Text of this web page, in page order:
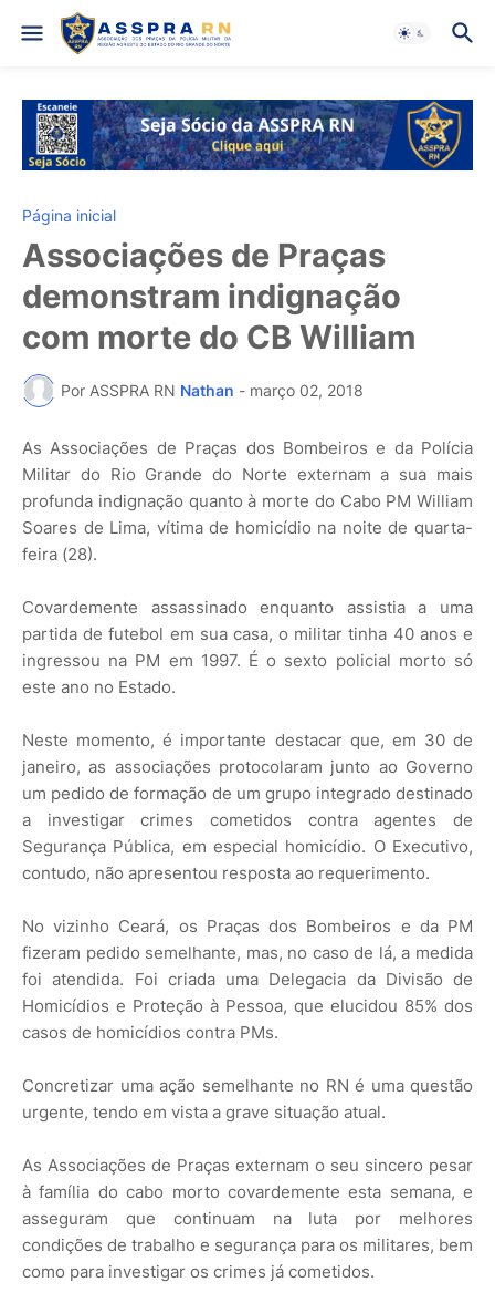
Página inicial
Associações de Praças
demonstram indignação
com morte do CB William
Por ASSPRA RN Nathan - março 02, 2018
As Associações de Praças dos Bombeiros e da Polícia
Militar do Rio Grande do Norte externam a sua mais
profunda indignação quanto à morte do Cabo PM William
Soares de Lima, vítima de homicídio na noite de quarta-
feira (28).
Covardemente assassinado enquanto assistia a uma
partida de futebol em sua casa, o militar tinha 40 anos e
ingressou na PM em 1997. É o sexto policial morto só
este ano no Estado.
Neste momento, é importante destacar que, em 30 de
janeiro, as associações protocolaram junto ao Governo
um pedido de formação de um grupo integrado destinado
a investigar crimes cometidos contra agentes de
Segurança Pública, em especial homicídio. O Executivo,
contudo, não apresentou resposta ao requerimento.
No vizinho Ceará, os Praças dos Bombeiros e da PM
fizeram pedido semelhante, mas, no caso de lá, a medida
foi atendida. Foi criada uma Delegacia da Divisão de
Homicídios e Proteção à Pessoa, que elucidou 85% dos
casos de homicídios contra PMs.
Concretizar uma ação semelhante no RN é uma questão
urgente, tendo em vista a grave situação atual.
As Associações de Praças externam o seu sincero pesar
à família do cabo morto covardemente esta semana, e
asseguram que continuam na luta por melhores
condições de trabalho e segurança para os militares, bem
como para investigar os crimes já cometidos.